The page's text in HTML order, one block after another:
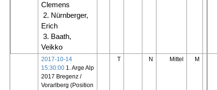
Clemens
2. Nürnberger,
Erich
3. Baath,
Veikko
2017-10-14
15:30:00 1. Arge Alp
2017 Bregenz /
Vorarlberg (Position
T N Mittel M